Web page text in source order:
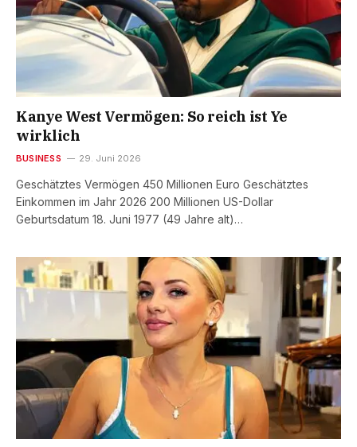
Kanye West Vermögen: So reich ist Ye
wirklich
BUSINESS 29. Juni 2026
Geschätztes Vermögen 450 Millionen Euro Geschätztes
Einkommen im Jahr 2026 200 Millionen US-Dollar
Geburtsdatum 18. Juni 1977 (49 Jahre alt)…